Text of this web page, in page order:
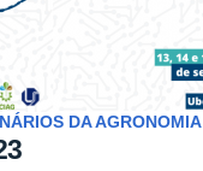
DA AGRONOMIA